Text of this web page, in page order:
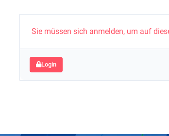
Sie müssen sich anmelden, um auf
Login